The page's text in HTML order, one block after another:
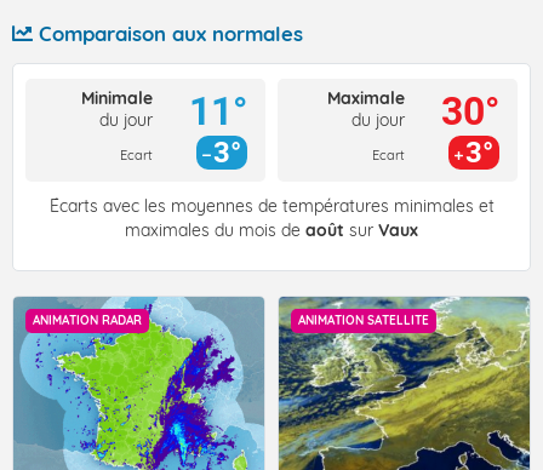
Comparaison aux normales
Minimale
du jour
Ecart
11°
3°
Maximale
du jour
Ecart
30°
3°
Écarts avec les moyennes de températures minimales et
maximales du mois de août sur Vaux
ANIMATION RADAR ANIMATION SATELLITE